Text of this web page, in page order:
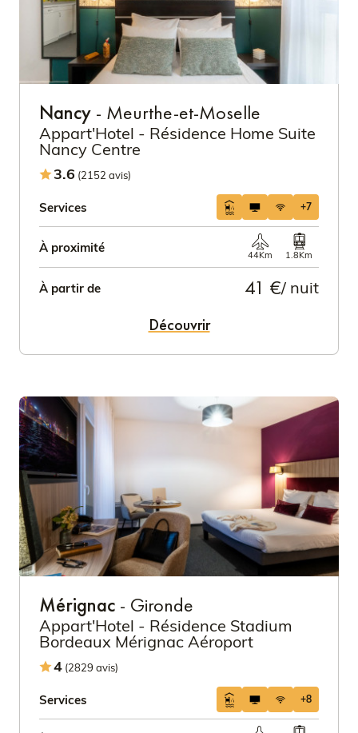
Nancy - Meurthe-et-Moselle
Appart'Hotel - Résidence Home Suite
Nancy Centre
3.6 (2152 avis)
Services +7
À proximité
44Km 1.8Km
À partir de 41 €/ nuit
Découvrir
Mérignac - Gironde
Appart'Hotel - Résidence Stadium
Bordeaux Mérignac Aéroport
4 (2829 avis)
Services +8